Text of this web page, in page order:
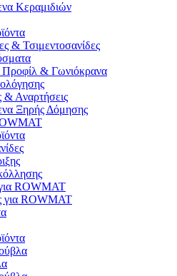
Κεραμιδιών
& Τσιμεντοσανίδες
& Γωνιόκρανα
& Αναρτήσεις
Ξηρής Δόμησης
ROWMAT
για ROWMAT